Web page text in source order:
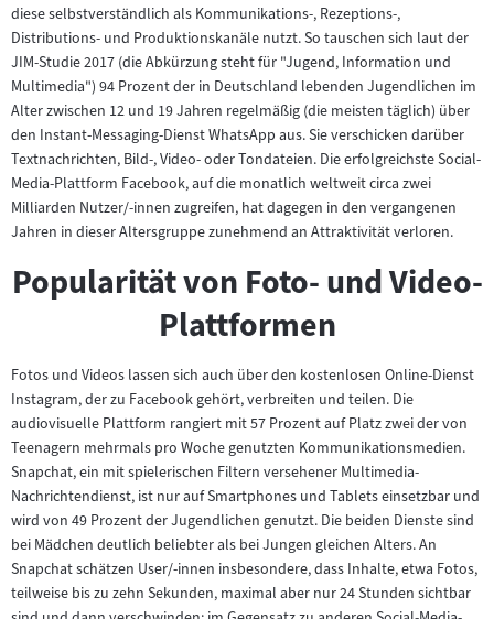
diese selbstverständlich als Kommunikations-, Rezeptions-,
Distributions- und Produktionskanäle nutzt. So tauschen sich laut der
JIM-Studie 2017 (die Abkürzung steht für "Jugend, Information und
Multimedia") 94 Prozent der in Deutschland lebenden Jugendlichen im
Alter zwischen 12 und 19 Jahren regelmäßig (die meisten täglich) über
den Instant-Messaging-Dienst WhatsApp aus. Sie verschicken darüber
Textnachrichten, Bild-, Video- oder Tondateien. Die erfolgreichste Social-
Media-Plattform Facebook, auf die monatlich weltweit circa zwei
Milliarden Nutzer/-innen zugreifen, hat dagegen in den vergangenen
Jahren in dieser Altersgruppe zunehmend an Attraktivität verloren.
Popularität von Foto- und Video-
Plattformen
Fotos und Videos lassen sich auch über den kostenlosen Online-Dienst
Instagram, der zu Facebook gehört, verbreiten und teilen. Die
audiovisuelle Plattform rangiert mit 57 Prozent auf Platz zwei der von
Teenagern mehrmals pro Woche genutzten Kommunikationsmedien.
Snapchat, ein mit spielerischen Filtern versehener Multimedia-
Nachrichtendienst, ist nur auf Smartphones und Tablets einsetzbar und
wird von 49 Prozent der Jugendlichen genutzt. Die beiden Dienste sind
bei Mädchen deutlich beliebter als bei Jungen gleichen Alters. An
Snapchat schätzen User/-innen insbesondere, dass Inhalte, etwa Fotos,
teilweise bis zu zehn Sekunden, maximal aber nur 24 Stunden sichtbar